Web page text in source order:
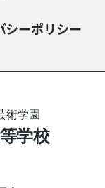
シーポリシー
術学園
学校